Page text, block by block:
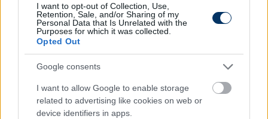
I want to opt-out of Collection, Use,
Retention, Sale, and/or Sharing of my
Personal Data that Is Unrelated with the
Purposes for which it was collected.
Opted Out
Google consents
I want to allow Google to enable storage
related to advertising like cookies on web or
device identifiers in apps.
futballban az, hogy a liga, illetve a játékosok egyéni
képzése sem megfelelő színvonalú. A bajnokságban
a támadások felépítése gyakran elakad a technikai
hibákon, a pontatlan passzokon.
Az angol vagy a német csapatokhoz hasonlóan a
magyarok is hátulról próbálnak építkezni már, de ez
nem mindig sikeres, vannak azért különbségek a